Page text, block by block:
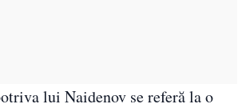
lui Naidenov se referă la o